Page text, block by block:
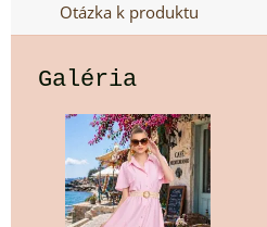
Otázka k produktu
Galéria